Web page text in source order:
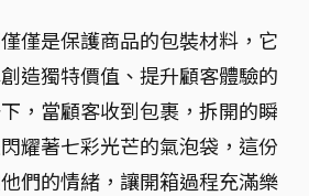
僅是保護商品的包裝材料，它
造獨特價值、提升顧客體驗的
，當顧客收到包裹，拆開的瞬
耀著七彩光芒的氣泡袋，這份
們的情緒，讓開箱過程充滿樂